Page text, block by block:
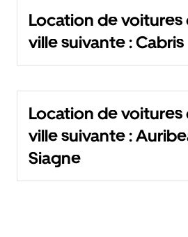
Location de voitures
ville suivante : Cabris
Location de voitures
ville suivante :
Siagne